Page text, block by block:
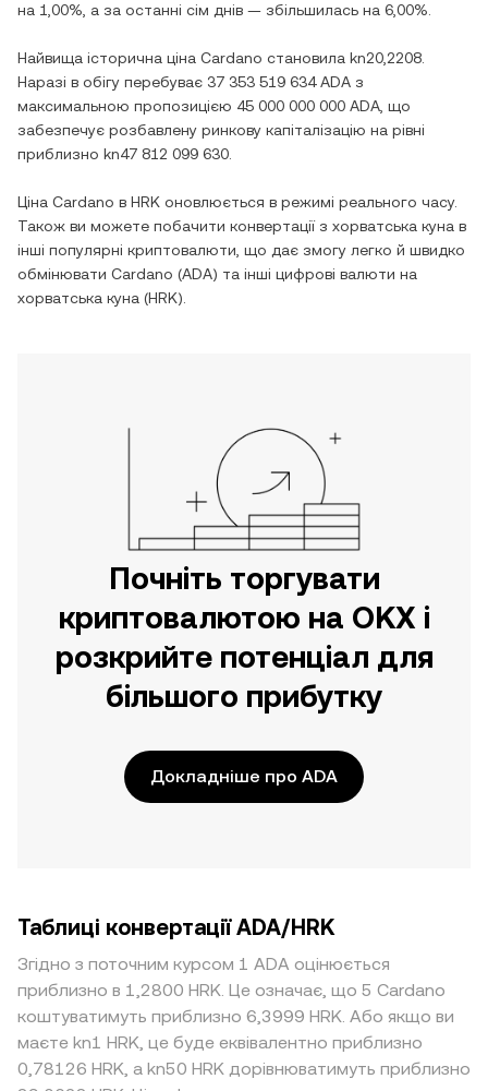
на 1,00% , а за останні сім днів — збільшилась на 6,00%
Найвища історична ціна Cardano становила kn20,2208
Наразі в обігу перебуває 37 353 519 634 ADA з
максимальною пропозицією 45 000 000 000 ADA , що
забезпечує розбавлену ринкову капіталізацію на рівні
приблизно kn47 812 099 630
Ціна Cardano в HRK оновлюється в режимі реального часу.
Також ви можете побачити конвертації з хорватська куна в
інші популярні криптовалюти, що дає змогу легко й швидко
обмінювати Cardano (ADA) та інші цифрові валюти на
хорватська куна (HRK).
Почніть торгувати
криптовалютою на OKX і
розкрийте потенціал для
більшого прибутку
Докладніше про ADA
Таблиці конвертації ADA/HRK
Згідно з поточним курсом 1 ADA оцінюється
приблизно в 1,2800 HRK. Це означає, що 5 Cardano
коштуватимуть приблизно 6,3999 HRK. Або якщо ви
маєте kn1 HRK, це буде еквівалентно приблизно
0,78126 HRK, а kn50 HRK дорівнюватимуть приблизно